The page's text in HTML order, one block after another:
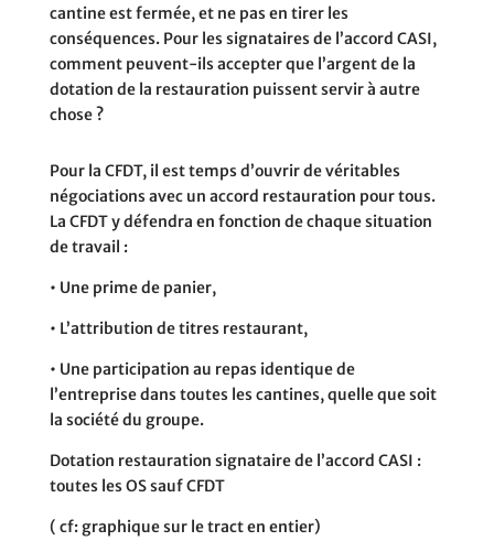
cantine est fermée, et ne pas en tirer les
conséquences. Pour les signataires de l’accord CASI,
comment peuvent-ils accepter que l’argent de la
dotation de la restauration puissent servir à autre
chose ?
Pour la CFDT, il est temps d’ouvrir de véritables
négociations avec un accord restauration pour tous.
La CFDT y défendra en fonction de chaque situation
de travail :
• Une prime de panier,
• L’attribution de titres restaurant,
• Une participation au repas identique de
l’entreprise dans toutes les cantines, quelle que soit
la société du groupe.
Dotation restauration signataire de l’accord CASI :
toutes les OS sauf CFDT
( cf: graphique sur le tract en entier)